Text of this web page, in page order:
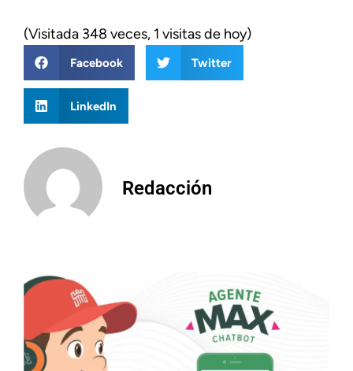
(Visitada 348 veces, 1 visitas de hoy)
Facebook Twitter
LinkedIn
Redacción